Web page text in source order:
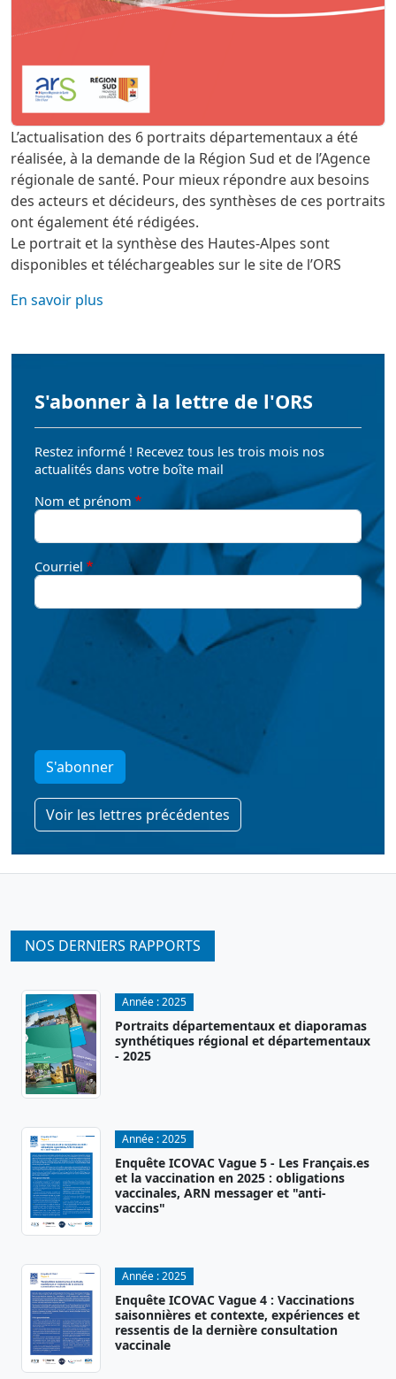
L’actualisation des 6 portraits départementaux a été
réalisée, à la demande de la Région Sud et de l’Agence
régionale de santé. Pour mieux répondre aux besoins
des acteurs et décideurs, des synthèses de ces portraits
ont également été rédigées.
Le portrait et la synthèse des Hautes-Alpes sont
disponibles et téléchargeables sur le site de l’ORS
En savoir plus
S'abonner à la lettre de l'ORS
Restez informé ! Recevez tous les trois mois nos
actualités dans votre boîte mail
Nom et prénom
Courriel
S'abonner
Voir les lettres précédentes
NOS DERNIERS RAPPORTS
Année :2025
Portraits départementaux et diaporamas
synthétiques régional et départementaux
- 2025
Année :2025
Enquête ICOVAC Vague 5 - Les Français.es
et la vaccination en 2025 : obligations
vaccinales, ARN messager et "anti-
vaccins"
Année :2025
Enquête ICOVAC Vague 4 : Vaccinations
saisonnières et contexte, expériences et
ressentis de la dernière consultation
vaccinale